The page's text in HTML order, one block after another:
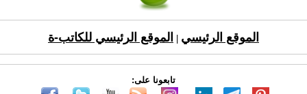
الموقع الرئيسي الموقع الرئيسي للكاتب-ة
تابعونا على: